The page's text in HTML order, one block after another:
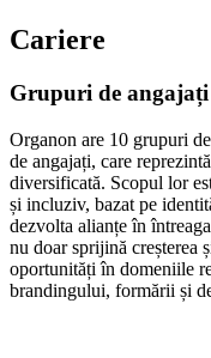
Cariere
Grupuri de angajați
Organon are 10 grupuri
de angajați, care
diversificată. Scopul lor
și incluziv, bazat pe
dezvolta alianțe în
nu doar sprijină creșterea
oportunități în domeniile
brandingului, formării și